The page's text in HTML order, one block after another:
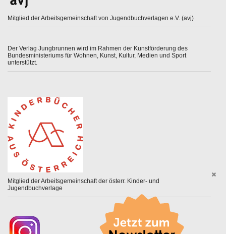
Mitglied der Arbeitsgemeinschaft von Jugendbuchverlagen e.V. (avj)
Der Verlag Jungbrunnen wird im Rahmen der Kunstförderung des
Bundesministeriums für Wohnen, Kunst, Kultur, Medien und Sport
unterstützt.
Mitglied der Arbeitsgemeinschaft der österr. Kinder- und
Jugendbuchverlage